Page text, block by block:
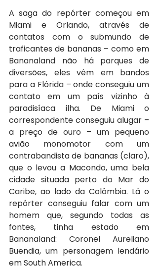
A saga do repórter começou em
Miami e Orlando, através de
contatos com o submundo de
traficantes de bananas – como em
Bananaland não há parques de
diversões, eles vêm em bandos
para a Flórida – onde conseguiu um
contato em um país vizinho à
paradisíaca ilha. De Miami o
correspondente conseguiu alugar –
a preço de ouro – um pequeno
avião monomotor com um
contrabandista de bananas (claro),
que o levou a Macondo, uma bela
cidade situada perto do Mar do
Caribe, ao lado da Colômbia. Lá o
repórter conseguiu falar com um
homem que, segundo todas as
fontes, tinha estado em
Bananaland: Coronel Aureliano
Buendia, um personagem lendário
em South America.